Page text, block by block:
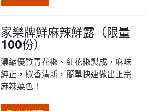
限時訂購優惠
家樂牌鮮麻辣鮮露（限量
100份）
濃縮優質青花椒、紅花椒製成，麻味
純正，椒香清新，簡單快速做出正宗
麻辣菜色！